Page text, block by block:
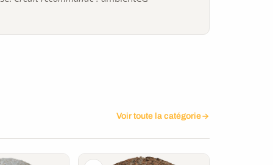
Voir toute la catégorie